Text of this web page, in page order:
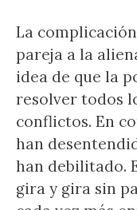
La
pareja a la
idea de que la
resolver todos
conflictos. En
han
han debilitado.
gira y gira sin